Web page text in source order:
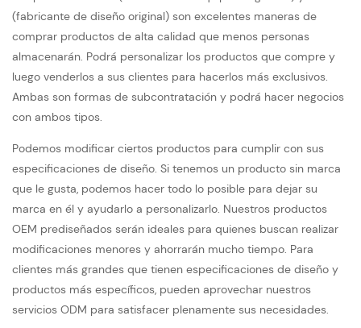
(fabricante de diseño original) son excelentes maneras de
comprar productos de alta calidad que menos personas
almacenarán. Podrá personalizar los productos que compre y
luego venderlos a sus clientes para hacerlos más exclusivos.
Ambas son formas de subcontratación y podrá hacer negocios
con ambos tipos.
Podemos modificar ciertos productos para cumplir con sus
especificaciones de diseño. Si tenemos un producto sin marca
que le gusta, podemos hacer todo lo posible para dejar su
marca en él y ayudarlo a personalizarlo. Nuestros productos
OEM prediseñados serán ideales para quienes buscan realizar
modificaciones menores y ahorrarán mucho tiempo. Para
clientes más grandes que tienen especificaciones de diseño y
productos más específicos, pueden aprovechar nuestros
servicios ODM para satisfacer plenamente sus necesidades.